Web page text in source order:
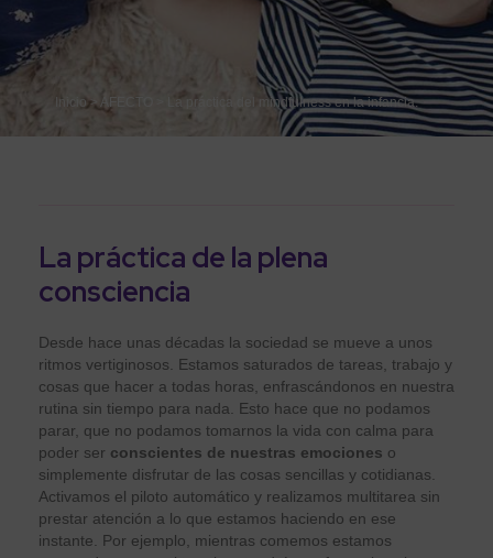
Inicio> AFECTO La práctica del mindfulness en la infancia.
La práctica de la plena
consciencia
Desde hace unas décadas la sociedad se mueve a unos
ritmos vertiginosos. Estamos saturados de tareas, trabajo y
cosas que hacer a todas horas, enfrascándonos en nuestra
rutina sin tiempo para nada. Esto hace que no podamos
parar, que no podamos tomarnos la vida con calma para
poder ser conscientes de nuestras emociones o
simplemente disfrutar de las cosas sencillas y cotidianas.
Activamos el piloto automático y realizamos multitarea sin
prestar atención a lo que estamos haciendo en ese
instante. Por ejemplo, mientras comemos estamos